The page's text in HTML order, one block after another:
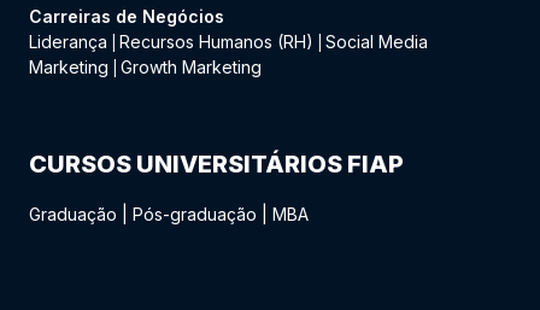
Carreiras de Negócios
Liderança
Recursos Humanos (RH)
Social Media
Marketing
Growth Marketing
CURSOS UNIVERSITÁRIOS FIAP
Graduação Pós-graduação MBA